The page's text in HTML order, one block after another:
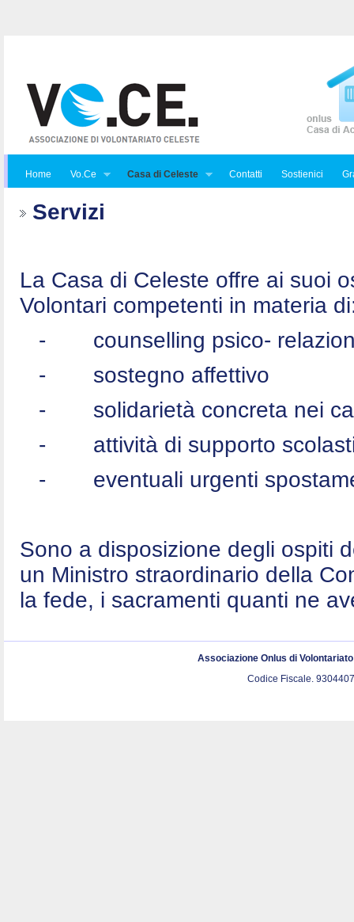
Home Vo.Ce Casa di Celeste Contatti Sostienici
Servizi
La Casa di Celeste offre ai suoi
Volontari competenti in materia
-
counselling psico-
-
sostegno affettivo
-
solidarietà concreta nei
-
attività di supporto
-
eventuali urgenti
Sono a disposizione degli ospiti
un Ministro straordinario della
la fede, i sacramenti quanti ne
Associazione Onlus di
Codice Fiscale.